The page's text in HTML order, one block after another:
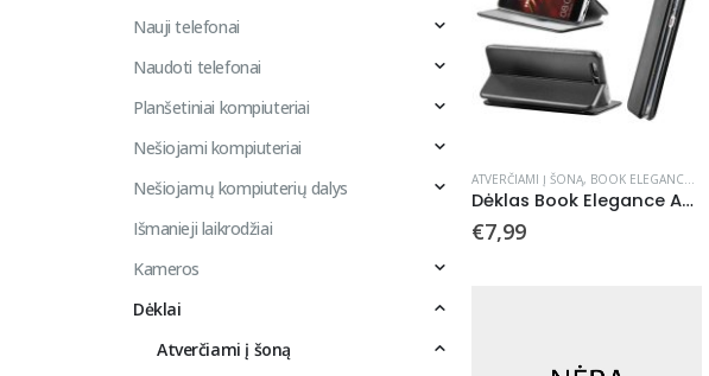
ATVERČIAMI Į ŠONĄ, BOOK ELEGANCE ,
Dėklas Book Elegance Apple iPhone 11 juodas
€7,99
Nauji telefonai
Naudoti telefonai
Planšetiniai kompiuteriai
Nešiojami kompiuteriai
Nešiojamų kompiuterių dalys
Išmanieji laikrodžiai
Kameros
Dėklai
Atverčiami į šoną